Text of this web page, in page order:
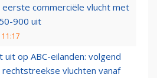
commerciële vlucht met
900 uit
uit op ABC-eilanden: volgend
vluchten vanaf